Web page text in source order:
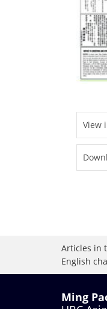
View
Articles in
English
Ming